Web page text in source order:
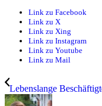
Link zu Facebook
Link zu X
Link zu Xing
Link zu Instagram
Link zu Youtube
Link zu Mail
Lebenslange